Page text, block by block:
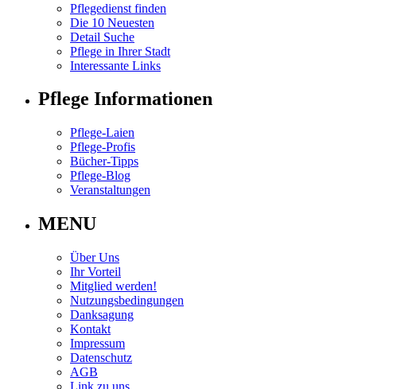
Pflegedienst finden
Die 10 Neuesten
Detail Suche
Pflege in Ihrer Stadt
Interessante Links
Pflege Informationen
Pflege-Laien
Pflege-Profis
Bücher-Tipps
Pflege-Blog
Veranstaltungen
MENU
Über Uns
Ihr Vorteil
Mitglied werden!
Nutzungsbedingungen
Danksagung
Kontakt
Impressum
Datenschutz
AGB